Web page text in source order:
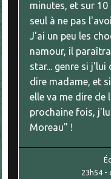
minutes, et sur
seul à ne pas
J'ai un peu les
namour, il
star... genre si
dire madame, et
elle va me dire de
prochaine fois,
Moreau" !
23h54-